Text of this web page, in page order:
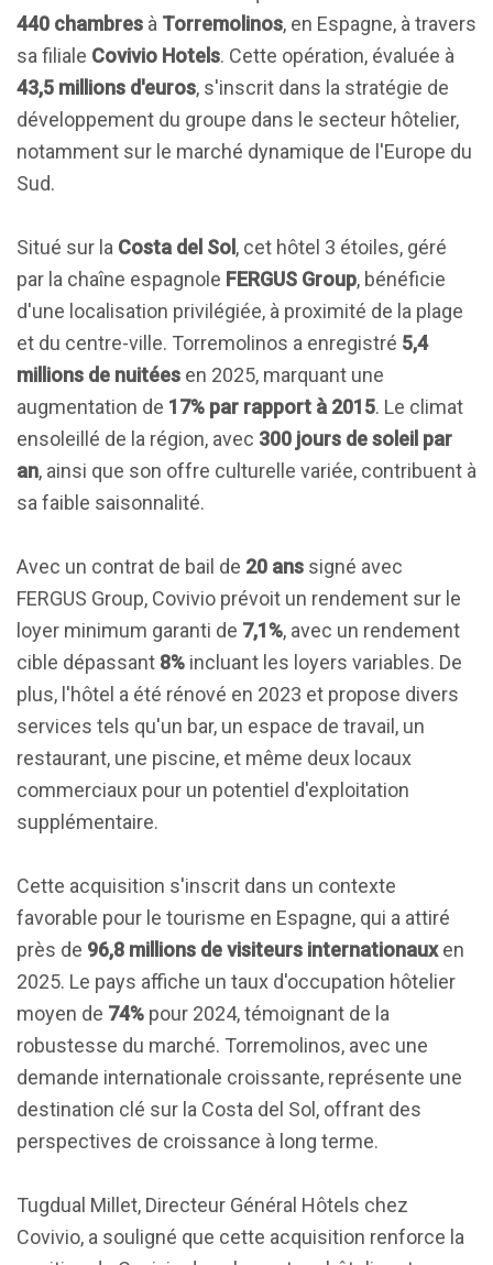
440 chambres à Torremolinos, en Espagne, à travers
sa filiale Covivio Hotels. Cette opération, évaluée à
43,5 millions d'euros, s'inscrit dans la stratégie de
développement du groupe dans le secteur hôtelier,
notamment sur le marché dynamique de l'Europe du
Sud.
Situé sur la Costa del Sol , cet hôtel 3 étoiles, géré
par la chaîne espagnole FERGUS Group, bénéficie
d'une localisation privilégiée, à proximité de la plage
et du centre-ville. Torremolinos a enregistré 5,4
millions de nuitées en 2025, marquant une
augmentation de 17% par rapport à 2015. Le climat
ensoleillé de la région, avec 300 jours de soleil par
an, ainsi que son offre culturelle variée, contribuent à
sa faible saisonnalité.
Avec un contrat de bail de 20 ans signé avec
FERGUS Group, Covivio prévoit un rendement sur le
loyer minimum garanti de 7,1%, avec un rendement
cible dépassant 8% incluant les loyers variables. De
plus, l'hôtel a été rénové en 2023 et propose divers
services tels qu'un bar, un espace de travail, un
restaurant, une piscine, et même deux locaux
commerciaux pour un potentiel d'exploitation
supplémentaire.
Cette acquisition s'inscrit dans un contexte
favorable pour le tourisme en Espagne, qui a attiré
près de 96,8 millions de visiteurs internationauxen
2025. Le pays affiche un taux d'occupation hôtelier
moyen de 74% pour 2024, témoignant de la
robustesse du marché. Torremolinos, avec une
demande internationale croissante, représente une
destination clé sur la Costa del Sol, offrant des
perspectives de croissance à long terme.
Tugdual Millet, Directeur Général Hôtels chez
Covivio, a souligné que cette acquisition renforce la